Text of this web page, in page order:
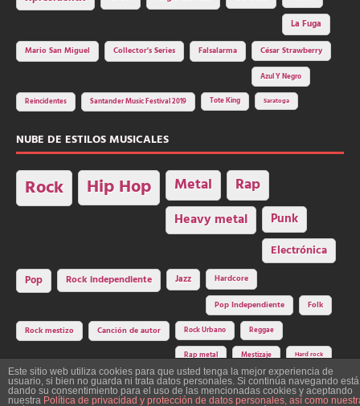
La Fuga
Mario San Miguel
Collector's Series Falsalarma César Strawberry
Azul Y Negro
Reincidentes Santander Music Festival 2019 Tote King Saratoga
NUBE DE ESTILOS MUSICALES
Rock Hip Hop Metal Rap
Heavy metal Punk
Electrónica
Pop Rock independiente Jazz Hardcore
Pop Independiente Folk
Rock mestizo Canción de autor Rock Urbano Reggae
Rap metal Mestizaje Hard rock
Este sitio web utiliza cookies para que usted tenga la mejor experiencia de
usuario, si bien no guarda ni trata datos personales. Si continúa navegando está
dando su consentimiento para el uso de las mencionadas cookies y aceptando
nuestra Política de privacidad y protección de datos personales, así como